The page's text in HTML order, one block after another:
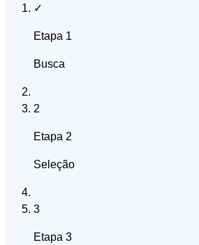
✓
Etapa 1
Busca
2
Etapa 2
Seleção
3
Etapa 3